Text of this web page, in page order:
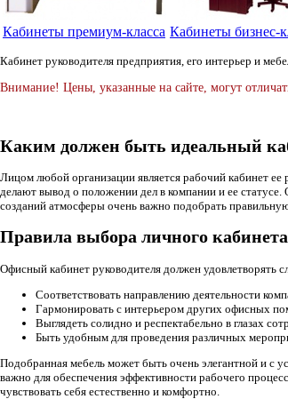
Кабинеты премиум-класса Кабинеты бизнес-
Кабинет руководителя предприятия, его интерьер и
Внимание! Цены, указанные на сайте, могут
Каким должен быть идеальный
Лицом любой организации является рабочий кабинет
делают вывод о положении дел в компании и ее
созданий атмосферы очень важно подобрать
Правила выбора личного
Офисный кабинет руководителя должен удовлетворять
Соответствовать направлению деятельности
Гармонировать с интерьером других офисных
Выглядеть солидно и респектабельно в глазах
Быть удобным для проведения различных
Подобранная мебель может быть очень элегантной и с
важно для обеспечения эффективности рабочего
чувствовать себя естественно и комфортно.